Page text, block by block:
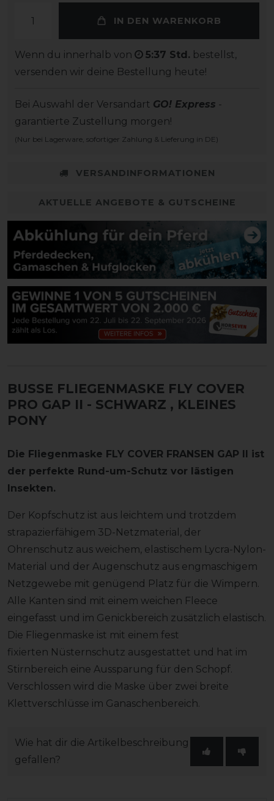
IN DEN WARENKORB
Wenn du innerhalb von 5:37 Std. bestellst,
versenden wir deine Bestellung heute!
Bei Auswahl der Versandart GO! Express -
garantierte Zustellung morgen!
(Nur bei Lagerware, sofortiger Zahlung & Lieferung in DE)
VERSANDINFORMATIONEN
AKTUELLE ANGEBOTE & GUTSCHEINE
BUSSE FLIEGENMASKE FLY COVER
PRO GAP II - SCHWARZ , KLEINES
PONY
Die Fliegenmaske FLY COVER FRANSEN GAP II ist
der perfekte Rund-um-Schutz vor lästigen
Insekten.
Der Kopfschutz ist aus leichtem und trotzdem
strapazierfähigem 3D-Netzmaterial, der
Ohrenschutz aus weichem, elastischem Lycra-Nylon-
Material und der Augenschutz aus engmaschigem
Netzgewebe mit genügend Platz für die Wimpern.
Alle Kanten sind mit einem weichen Fleece
eingefasst und im Genickbereich zusätzlich elastisch.
Die Fliegenmaske ist mit einem fest
fixierten Nüsternschutz ausgestattet und hat im
Stirnbereich eine Aussparung für den Schopf.
Verschlossen wird die Maske über zwei breite
Klettverschlüsse im Ganaschenbereich.
Wie hat dir die Artikelbeschreibung
gefallen?